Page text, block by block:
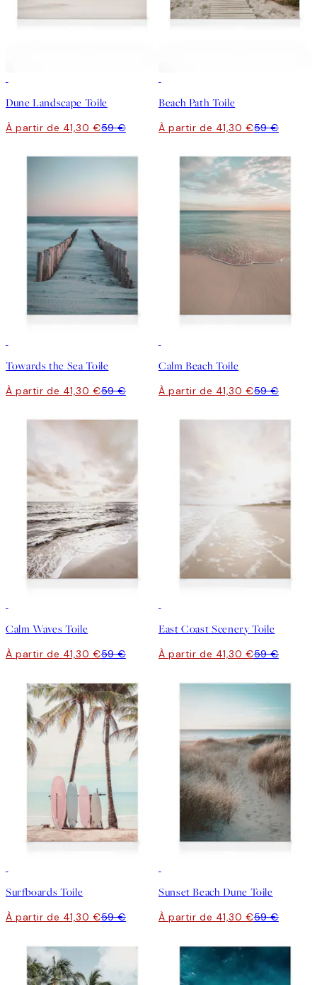
Dune Landscape Toile
À partir de 41,30 €59 €
Beach Path Toile
À partir de 41,30 €59 €
Towards the Sea Toile
À partir de 41,30 €59 €
Calm Beach Toile
À partir de 41,30 €59 €
Calm Waves Toile
À partir de 41,30 €59 €
East Coast Scenery Toile
À partir de 41,30 €59 €
Surfboards Toile
À partir de 41,30 €59 €
Sunset Beach Dune Toile
À partir de 41,30 €59 €